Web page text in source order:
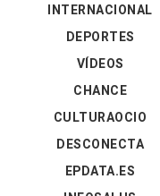
INTERNACIONAL
DEPORTES
VÍDEOS
CHANCE
CULTURAOCIO
DESCONECTA
EPDATA.ES